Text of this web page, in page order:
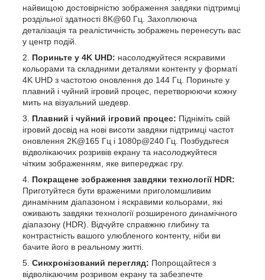
найвищою достовірністю зображення завдяки підтримці
роздільної здатності 8K@60 Гц. Захоплююча
деталізація та реалістичність зображень перенесуть вас
у центр подій.
Пориньте у 4K UHD: насолоджуйтеся яскравими
кольорами та складними деталями контенту у форматі
4K UHD з частотою оновлення до 144 Гц. Пориньте у
плавний і чуйний ігровий процес, перетворюючи кожну
мить на візуальний шедевр.
Плавний і чуйний ігровий процес: Підніміть свій
ігровий досвід на нові висоти завдяки підтримці частот
оновлення 2K@165 Гц і 1080p@240 Гц. Позбудьтеся
відволікаючих розривів екрану та насолоджуйтеся
чітким зображенням, яке випереджає гру.
Покращене зображення завдяки технології HDR:
Приготуйтеся бути враженими приголомшливим
динамічним діапазоном і яскравими кольорами, які
оживають завдяки технології розширеного динамічного
діапазону (HDR). Відчуйте справжню глибину та
контрастність вашого улюбленого контенту, ніби ви
бачите його в реальному житті.
Синхронізований перегляд: Попрощайтеся з
відволікаючим розривом екрану та забезпечте